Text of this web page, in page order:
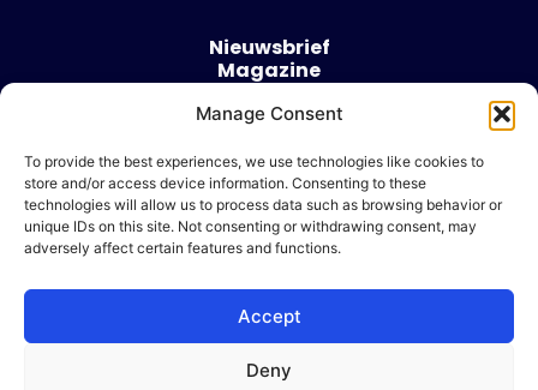
Manage Consent
To provide the best experiences, we use technologies like cookies to
store and/or access device information. Consenting to these
technologies will allow us to process data such as browsing behavior or
unique IDs on this site. Not consenting or withdrawing consent, may
adversely affect certain features and functions.
Accept
Deny
Nieuwsbrief
Magazine
Over
Algemene voorwaarden
Cookie beleid
Ik wil adverteren